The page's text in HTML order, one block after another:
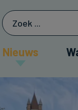
Nieuws